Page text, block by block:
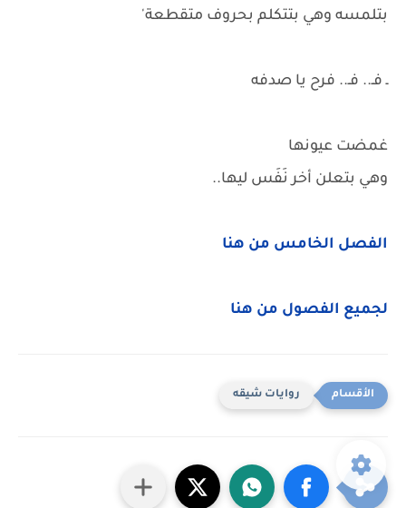
بتلمسه وهي بتتكلم بحروف متقطعة'
ـ فـ.. فـ.. فرح يا صدفه
غمضت عيونها
وهي بتعلن أخر نَفَس ليها..
الفصل الخامس من هنا
لجميع الفصول من هنا
روايات شيقه